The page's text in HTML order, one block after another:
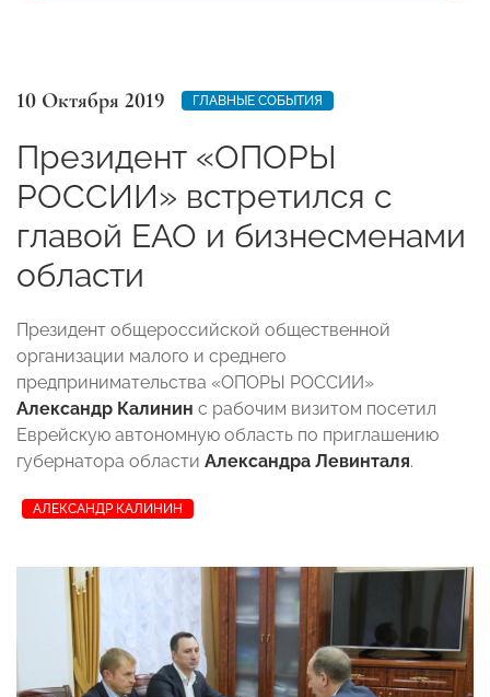
10 Октября 2019 ГЛАВНЫЕ СОБЫТИЯ
Президент «ОПОРЫ
РОССИИ» встретился с
главой ЕАО и бизнесменами
области
Президент общероссийской общественной
организации малого и среднего
предпринимательства «ОПОРЫ РОССИИ»
Александр Калинин с рабочим визитом посетил
Еврейскую автономную область по приглашению
губернатора области Александра Левинталя.
АЛЕКСАНДР КАЛИНИН